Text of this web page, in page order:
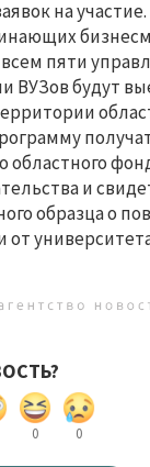
на участие.
пяти
ВУЗов будут
областного
и
образца о
0 0